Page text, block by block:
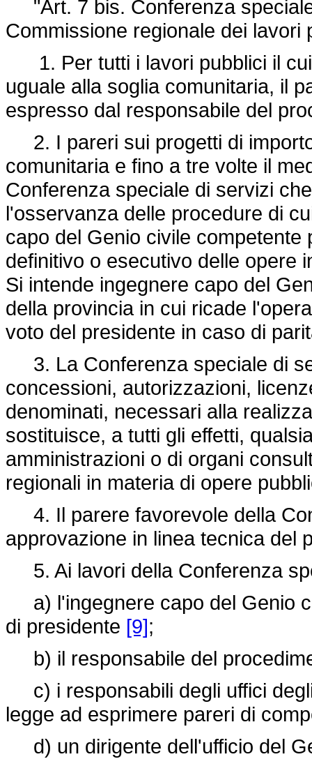
"Art. 7 bis. Conferenza
Commissione regionale dei lavori
1. Per tutti i lavori pubblici il
uguale alla soglia comunitaria, il
espresso dal responsabile del
2. I pareri sui progetti di
comunitaria e fino a tre volte il
Conferenza speciale di servizi
l'osservanza delle procedure di
capo del Genio civile
definitivo o esecutivo delle opere
Si intende ingegnere capo del
della provincia in cui ricade
voto del presidente in caso di
3. La Conferenza speciale di
concessioni, autorizzazioni,
denominati, necessari alla
sostituisce, a tutti gli effetti,
amministrazioni o di organi
regionali in materia di opere
4. Il parere favorevole della
approvazione in linea tecnica del
5. Ai lavori della Conferenza
a) l'ingegnere capo del Genio
di presidente [9];
b) il responsabile del
c) i responsabili degli uffici
legge ad esprimere pareri di
d) un dirigente dell'ufficio del